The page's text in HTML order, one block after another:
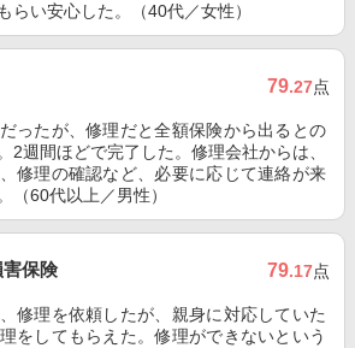
らい安心した。（40代／女性）
79.27点
ったが、修理だと全額保険から出るとの
2週間ほどで完了した。修理会社からは、
修理の確認など、必要に応じて連絡が来
（60代以上／男性）
保険 79.17点
修理を依頼したが、親身に対応していた
をしてもらえた。修理ができないという